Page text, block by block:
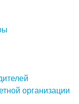
организации